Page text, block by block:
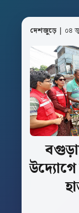
দেশজুড়ে| ০৪
উদ্যোগে